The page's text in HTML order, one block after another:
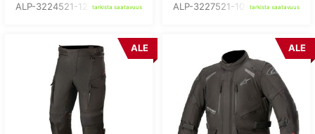
ALP-3224521-12- tarkista saatavuus ALP-3227521-10- tarkista saatavuus
ALE ALE